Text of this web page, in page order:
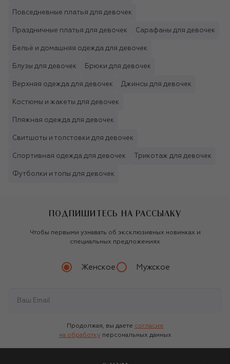
Повседневные платья для девочек
Праздничные платья для девочек Сарафаны для девочек
Бельё и домашняя одежда для девочек
Блузы для девочек Брюки для девочек
Верхняя одежда для девочек Джинсы для девочек
Костюмы и жакеты для девочек
Пляжная одежда для девочек
Свитшоты и толстовки для девочек
Спортивная одежда для девочек Трикотаж для девочек
Футболки и топы для девочек
ПОДПИШИТЕСЬ НА РАССЫЛКУ
Чтобы первыми узнавать об эксклюзивных новинках и
специальных предложениях
Женское Мужское
Продолжая, вы даете согласие
на обработку персональных данных